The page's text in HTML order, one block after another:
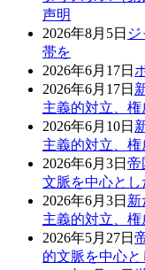
声明
2026年8月5日
帯を
2026年6月17日
2026年6月17日
主義的対立、
2026年6月10日
主義的対立、
2026年6月3日 帝
文脈を中心とし
2026年6月3日
主義的対立、
2026年5月27日
的文脈を中心と